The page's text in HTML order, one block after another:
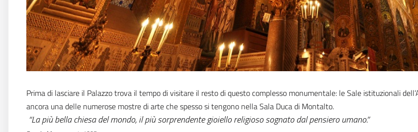
Prima di lasciare il Palazzo trova il tempo di visitare il resto di questo complesso monumentale: le Sale istituzionali
ancora una delle numerose mostre di arte che spesso si tengono nella Sala Duca di Montalto.
“La più bella chiesa del mondo, il più sorprendente gioiello religioso sognato dal pensiero umano.”